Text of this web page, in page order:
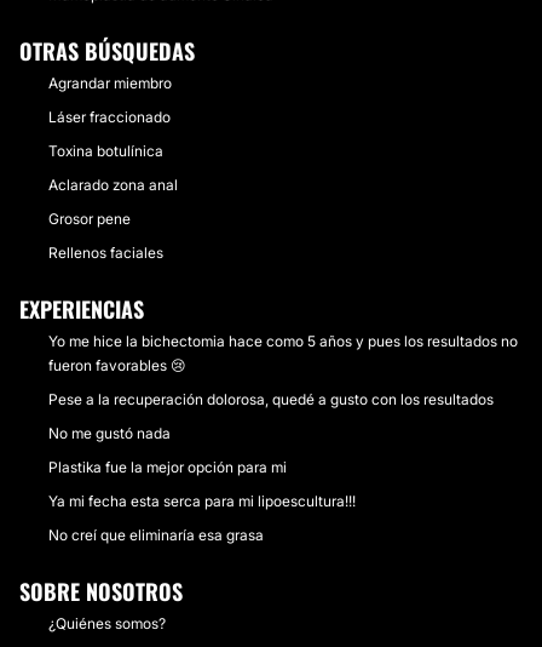
OTRAS BÚSQUEDAS
Agrandar miembro
Láser fraccionado
Toxina botulínica
Aclarado zona anal
Grosor pene
Rellenos faciales
EXPERIENCIAS
Yo me hice la bichectomia hace como 5 años y pues los resultados no
fueron favorables 😢
Pese a la recuperación dolorosa, quedé a gusto con los resultados
No me gustó nada
Plastika fue la mejor opción para mi
Ya mi fecha esta serca para mi lipoescultura!!!
No creí que eliminaría esa grasa
SOBRE NOSOTROS
¿Quiénes somos?